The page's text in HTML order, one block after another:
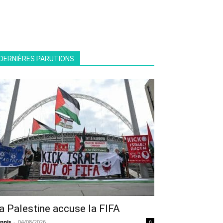
PARUTIONS
Palestine accuse la FIFA